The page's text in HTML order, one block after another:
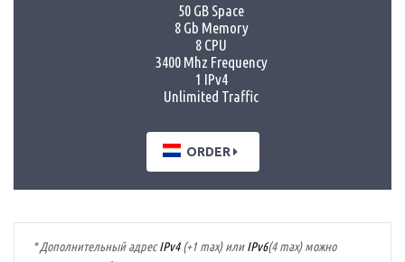
50 GB Space
8 Gb Memory
8 CPU
3400 Mhz Frequency
1 IPv4
Unlimited Traffic
ORDER
* Дополнительный адресIPv4(+1 max) илиIPv6(4 max) можно